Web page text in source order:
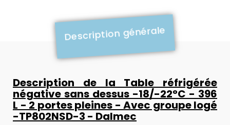
Description générale
Description de la Table réfrigérée
négative sans dessus -18/-22°C - 396
L - 2 portes pleines - Avec groupe logé
-TP802NSD-3 - Dalmec